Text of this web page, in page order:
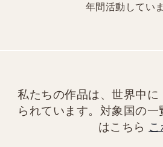
年間活動していま
私たちの作品は、世界中に
られています。対象国の
はこちら